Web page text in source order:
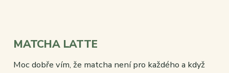
MATCHA LATTE
Moc dobře vím, že matcha není pro každého a když